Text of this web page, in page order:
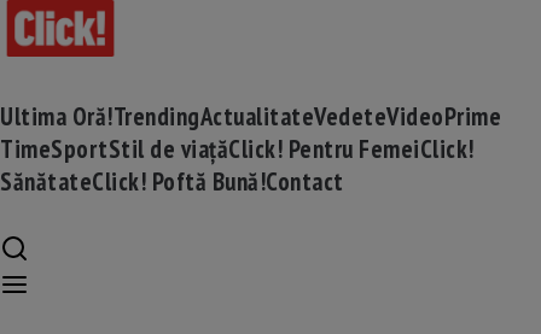
Ultima Oră!TrendingActualitateVedeteVideoPrime
TimeSportStil de viațăClick! Pentru FemeiClick!
SănătateClick! Poftă Bună!Contact